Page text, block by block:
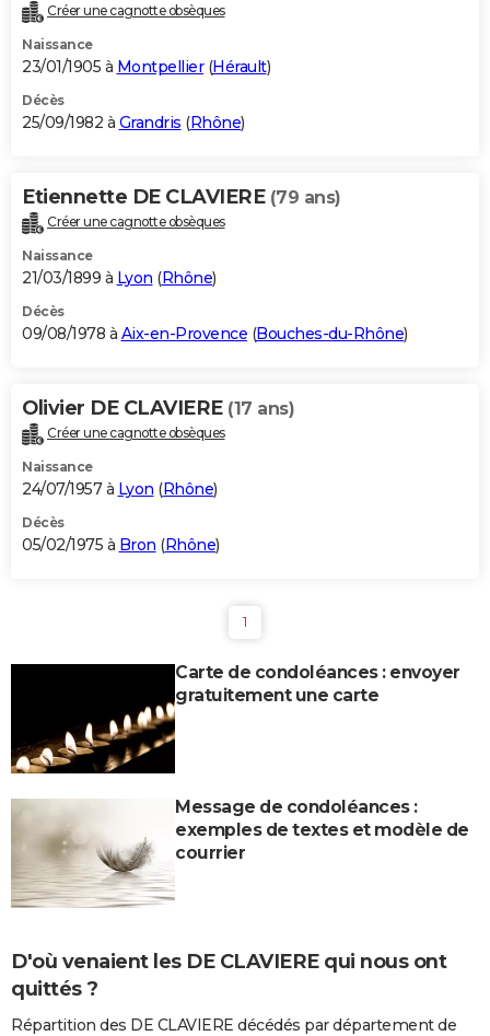
Créer une cagnotte obsèques
Naissance
23/01/1905 à Montpellier(Hérault)
Décès
25/09/1982 à Grandris (Rhône)
Etiennette DE CLAVIERE (79 ans)
Créer une cagnotte obsèques
Naissance
21/03/1899 à Lyon (Rhône)
Décès
09/08/1978 à Aix-en-Provence (Bouches-du-Rhône)
Olivier DE CLAVIERE (17 ans)
Créer une cagnotte obsèques
Naissance
24/07/1957 à Lyon (Rhône)
Décès
05/02/1975 à Bron (Rhône)
1
Carte de condoléances : envoyer
gratuitement une carte
Message de condoléances :
exemples de textes et modèle de
courrier
D'où venaient les DE CLAVIERE qui nous ont
quittés ?
Répartition des DE CLAVIERE décédés par département de